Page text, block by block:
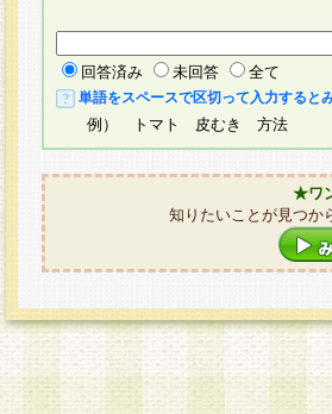
回答済み 未回答 全て
単語をスペースで区切って入力すると
例） トマト 皮むき 方法
★ワ
知りたいことが見つか